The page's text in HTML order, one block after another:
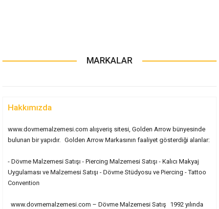
MARKALAR
Hakkımızda
www.dovmemalzemesi.com alışveriş sitesi, Golden Arrow bünyesinde
bulunan bir yapıdır. Golden Arrow Markasının faaliyet gösterdiği alanlar:
- Dövme Malzemesi Satışı - Piercing Malzemesi Satışı - Kalıcı Makyaj
Uygulaması ve Malzemesi Satışı - Dövme Stüdyosu ve Piercing - Tattoo
Convention
www.dovmemalzemesi.com – Dövme Malzemesi Satış 1992 yılında